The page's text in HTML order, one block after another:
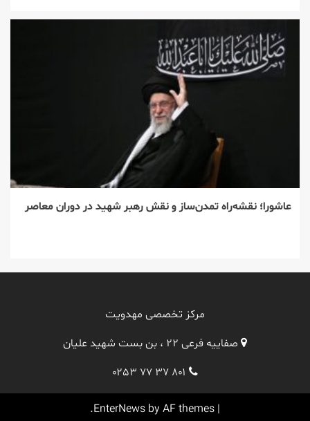
عاشورا؛ نقشه‌راه تمدن‌ساز و نقش رهبر شهید در دوران معاصر
مرکز تخصصی مهدویت
صفاییه فرعی ۲۲ ، بن بست شهید علیان
۰۲۵۳ ۷۷ ۳۷ ۸۰۱
|
EnterNews by AF themes.